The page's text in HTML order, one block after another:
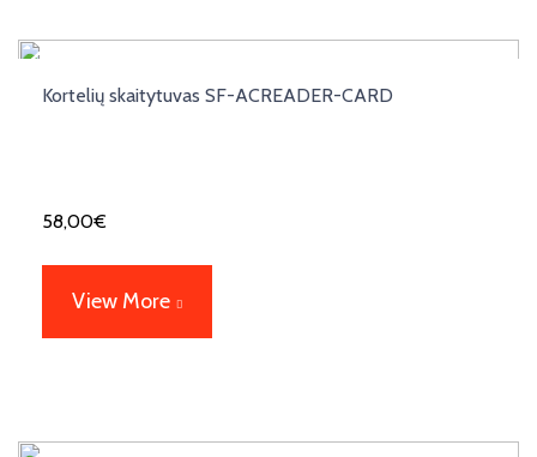
Kortelių skaitytuvas SF-ACREADER-CARD
58,00€
View More